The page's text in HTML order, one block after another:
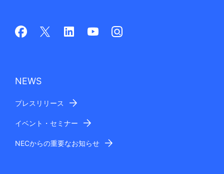
NEWS
プレスリリース
イベント・セミナー
NECからの重要なお知らせ